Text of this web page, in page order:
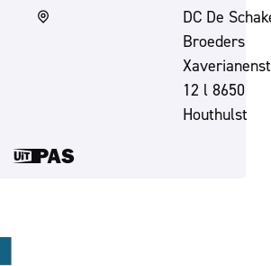
DC De
Broeders
12 l 8650
Houthulst
Surfen en mailen